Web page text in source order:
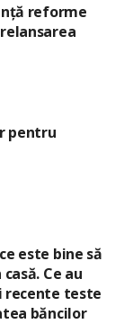
reforme
pentru
este bine să
Ce au
recente teste
băncilor